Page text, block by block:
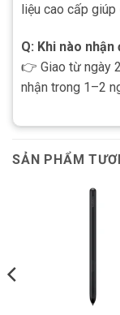
liệu cao cấp giúp
Q: Khi nào
👉 Giao từ ngày
nhận trong 1–2
SẢN PHẨM